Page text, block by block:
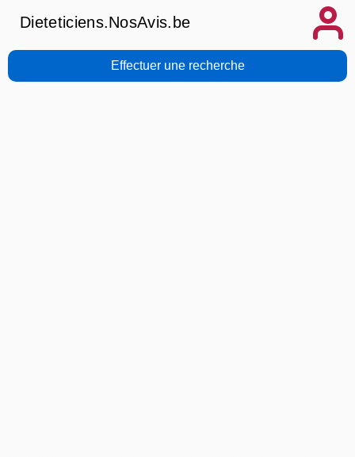
Dieteticiens.NosAvis.be
Effectuer une recherche